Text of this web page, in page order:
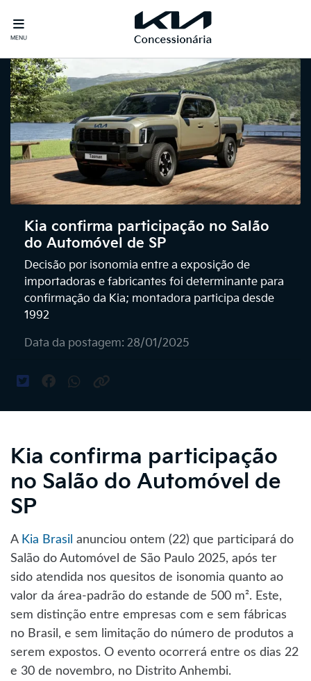
MENU
Kia confirma participação no Salão
do Automóvel de SP
Decisão por isonomia entre a exposição de
importadoras e fabricantes foi determinante para
confirmação da Kia; montadora participa desde
1992
Data da postagem: 28/01/2025
Kia confirma participação
no Salão do Automóvel de
SP
A Kia Brasil anunciou ontem (22) que participará do
Salão do Automóvel de São Paulo 2025, após ter
sido atendida nos quesitos de isonomia quanto ao
valor da área-padrão do estande de 500 m². Este,
sem distinção entre empresas com e sem fábricas
no Brasil, e sem limitação do número de produtos a
serem expostos. O evento ocorrerá entre os dias 22
e 30 de novembro, no Distrito Anhembi.